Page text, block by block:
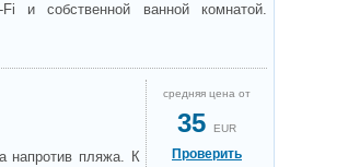
и собственной ванной комнатой.
средняя цена от
35 EUR
Проверить
напротив пляжа. К